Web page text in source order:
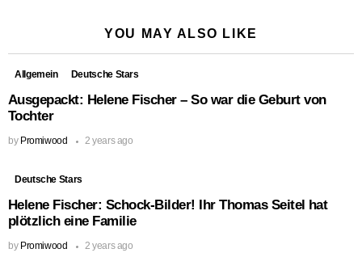
YOU MAY ALSO LIKE
Allgemein Deutsche Stars
Ausgepackt: Helene Fischer – So war die Geburt von
Tochter
by Promiwood 2 years ago
Deutsche Stars
Helene Fischer: Schock-Bilder! Ihr Thomas Seitel hat
plötzlich eine Familie
by Promiwood 2 years ago